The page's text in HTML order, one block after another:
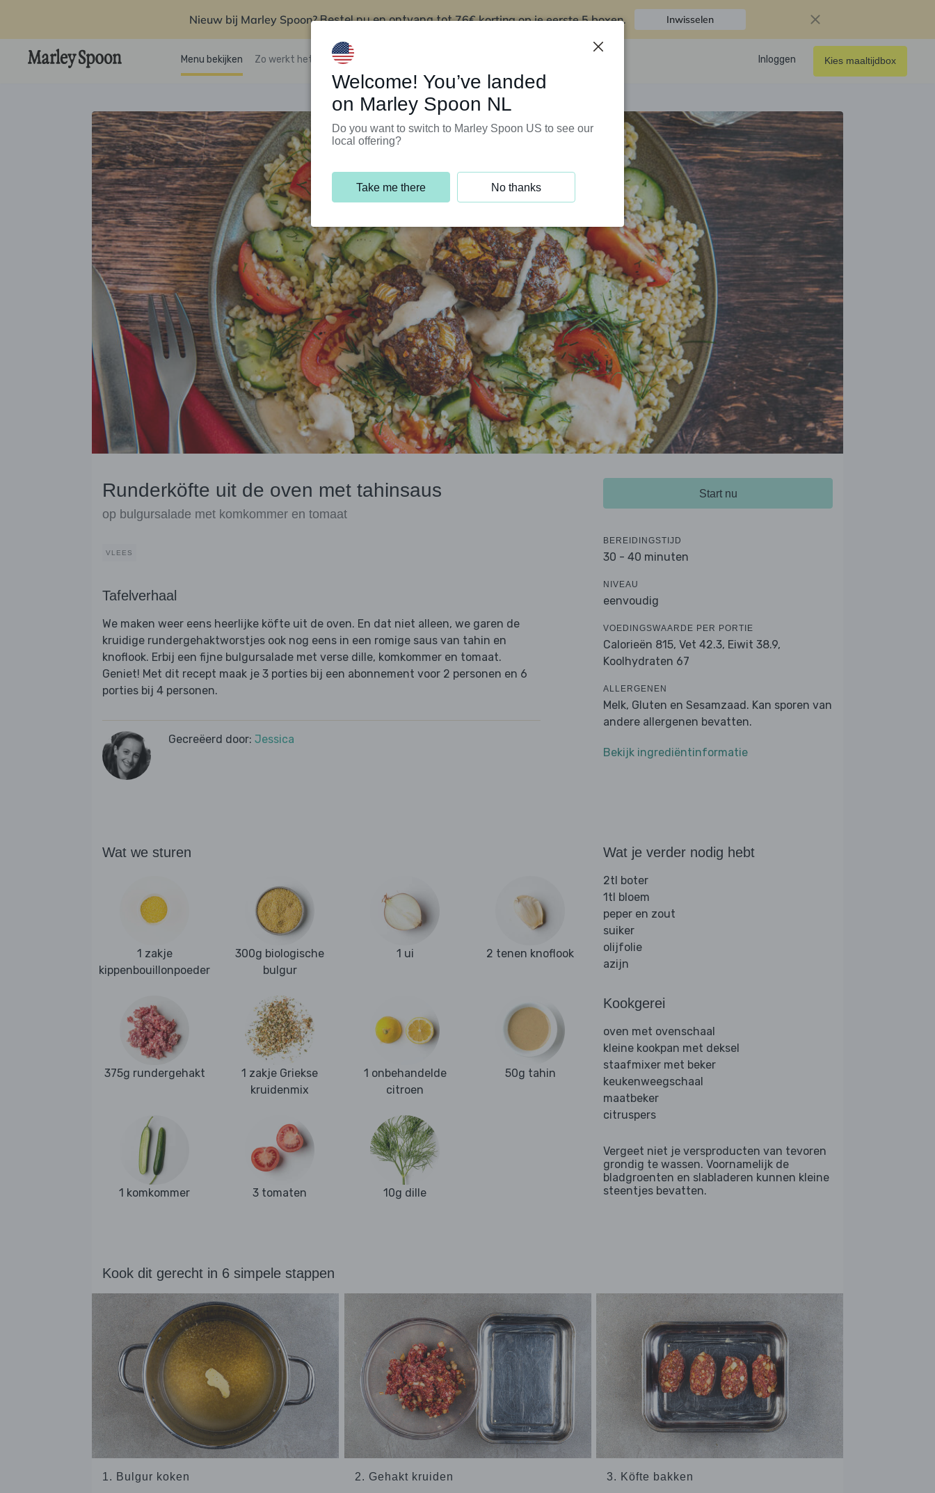
Nieuw bij Marley Spoon?Bestel nu en ontvang tot76€ korting op je eerste 5 boxen. Inwisselen
Menu bekijken Zo werkt het Klantenservice Inloggen Kies maaltijdbox
Runderköfte uit de oven met tahinsaus
op bulgursalade met komkommer en tomaat
VLEES
Tafelverhaal
We maken weer eens heerlijke köfte uit de oven. En dat niet alleen, we garen de
kruidige rundergehaktworstjes ook nog eens in een romige saus van tahin en
knoflook. Erbij een fijne bulgursalade met verse dille, komkommer en tomaat.
Geniet! Met dit recept maak je 3 porties bij een abonnement voor 2 personen en 6
porties bij 4 personen.
Gecreëerd door: Jessica
Start nu
BEREIDINGSTIJD
30 - 40 minuten
NIVEAU
eenvoudig
VOEDINGSWAARDE PER PORTIE
Calorieën 815, Vet 42.3, Eiwit 38.9,
Koolhydraten 67
ALLERGENEN
Melk, Gluten en Sesamzaad. Kan sporen van
andere allergenen bevatten.
Bekijk ingrediëntinformatie
Wat we sturen
1 zakje
kippenbouillonpoeder
300g biologische
bulgur
1 ui 2 tenen knoflook
375g rundergehakt
1 zakje Griekse
kruidenmix
1 onbehandelde
citroen
50g tahin
1 komkommer 3 tomaten 10g dille
Wat je verder nodig hebt
2tl boter
1tl bloem
peper en zout
suiker
olijfolie
azijn
Kookgerei
oven met ovenschaal
kleine kookpan met deksel
staafmixer met beker
keukenweegschaal
maatbeker
citruspers
Vergeet niet je versproducten van tevoren
grondig te wassen. Voornamelijk de
bladgroenten en slabladeren kunnen kleine
steentjes bevatten.
Kook dit gerecht in 6 simpele stappen
1. Bulgur koken 2. Gehakt kruiden 3. Köfte bakken
Welcome! You’ve landed
on Marley Spoon NL
Do you want to switch to Marley Spoon US to see our
local offering?
Take me there No thanks